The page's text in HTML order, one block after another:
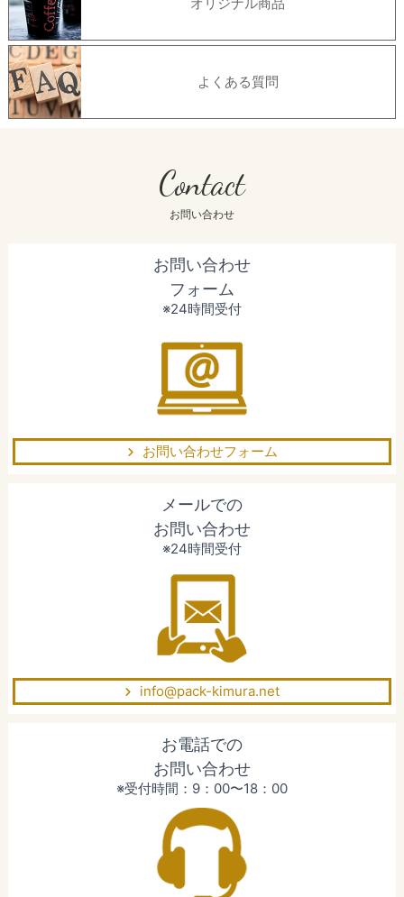
よくある質問
Contact
お問い合わせ
お問い合わせ
フォーム
※24時間受付
お問い合わせフォーム
メールでの
お問い合わせ
※24時間受付
info@pack-kimura.net
お電話での
お問い合わせ
※受付時間：9：00〜18：00